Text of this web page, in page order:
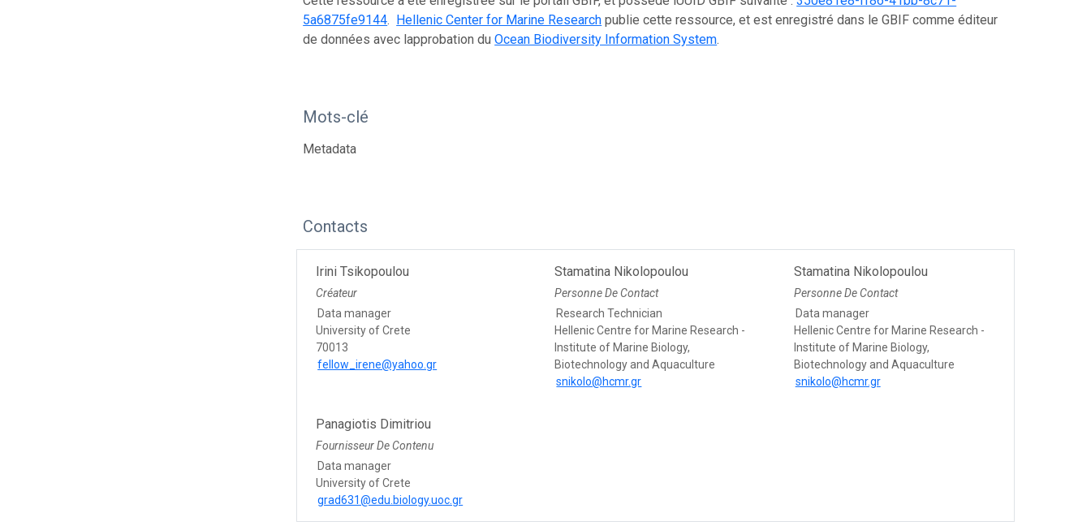
5a6875fe9144. Hellenic Center for Marine Research publie cette ressource, et est enregistré dans le GBIF comme éditeur
de données avec lapprobation duOcean Biodiversity Information System.
Mots-clé
Metadata
Contacts
Irini Tsikopoulou
Créateur
Data manager
University of Crete
70013
fellow_irene@yahoo.gr
Stamatina Nikolopoulou
Personne De Contact
Research Technician
Hellenic Centre for Marine Research -
Institute of Marine Biology,
Biotechnology and Aquaculture
snikolo@hcmr.gr
Stamatina Nikolopoulou
Personne De Contact
Data manager
Hellenic Centre for Marine Research -
Institute of Marine Biology,
Biotechnology and Aquaculture
snikolo@hcmr.gr
Panagiotis Dimitriou
Fournisseur De Contenu
Data manager
University of Crete
grad631@edu.biology.uoc.gr